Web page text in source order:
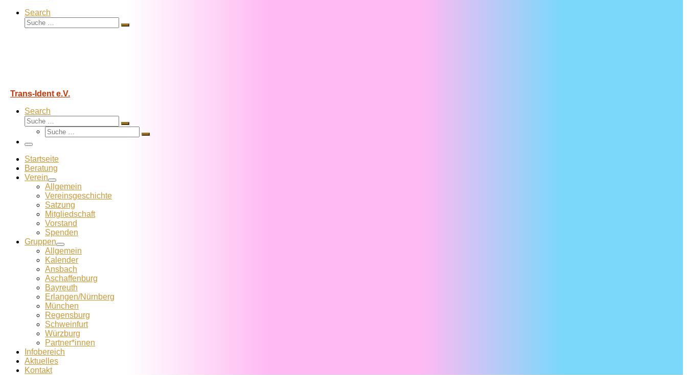
Search
Suche
Suche
Trans-Ident e.V.
Search
Suche
Suche
Suche
Suche
Menü
Startseite
Beratung
Verein
Allgemein
Vereins­geschichte
Satzung
Mitglied­schaft
Vorstand
Spenden
Gruppen
Allgemein
Kalender
Ansbach
Aschaffenburg
Bayreuth
Erlangen/Nürnberg
München
Regensburg
Schweinfurt
Würzburg
Partner*innen
Infobereich
Aktuelles
Kontakt